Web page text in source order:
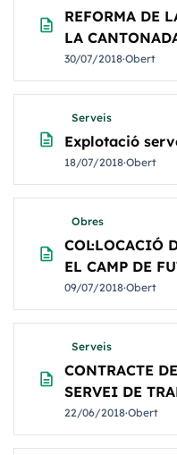
description
REFORMA DE
LA
SOL I DE
30/07/2018·Obert
description
Serveis
Explotació
18/07/2018·Obert
description
Obres
COL·LOCACIÓ
EL CAMP DE
09/07/2018·Obert
description
Serveis
CONTRACTE
SERVEI DE
CONTENIDORS
PARC VERD
22/06/2018·Obert